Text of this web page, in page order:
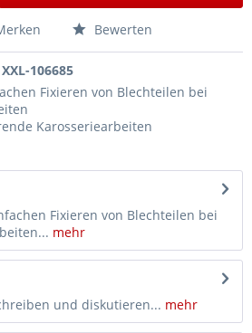
Bewerten
XXL-106685
Fixieren von Blechteilen bei
Karosseriearbeiten
Fixieren von Blechteilen bei
mehr
und diskutieren... mehr